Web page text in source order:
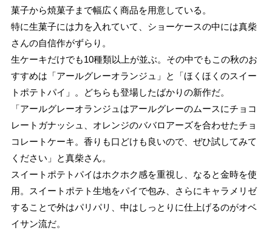
菓子から焼菓子まで幅広く商品を用意している。
特に生菓子には力を入れていて、ショーケースの中には真柴
さんの自信作がずらり。
生ケーキだけでも10種類以上が並ぶ。その中でもこの秋のお
すすめは「アールグレーオランジュ」と「ほくほくのスイー
トポテトパイ」。どちらも登場したばかりの新作だ。
「アールグレーオランジュはアールグレーのムースにチョコ
レートガナッシュ、オレンジのババロアーズを合わせたチョ
コレートケーキ。香りも口どけも良いので、ぜひ試してみて
ください」と真柴さん。
スイートポテトパイはホクホク感を重視し、なると金時を使
用。スイートポテト生地をパイで包み、さらにキャラメリゼ
することで外はパリパリ、中はしっとりに仕上げるのがオベ
イサン流だ。